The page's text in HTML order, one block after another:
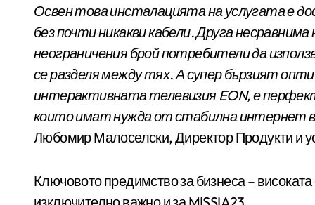
Освен товаинсталацията на услугата е
без почти никакви кабели. Друга
неограничения брой потребители да
се разделя между тях. А супер бързият
интерактивната телевизия EON, е
които имат нужда от стабилна интернет
Любомир Малоселски, Директор Продукти и
Ключовото предимство за бизнеса –